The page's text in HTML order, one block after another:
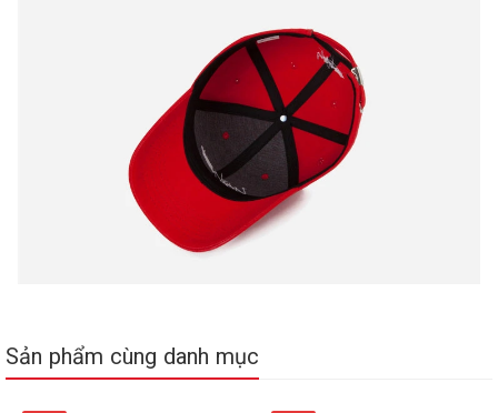
Sản phẩm cùng danh mục